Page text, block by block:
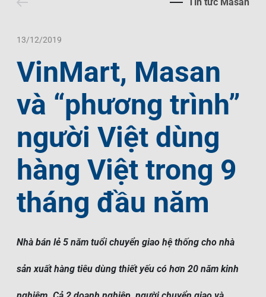
Tin Đầu Tư Tại Việt Nam
Thông Cáo Báo Chí
Ngôn Ngữ
VI
13/12/2019
VinMart, Masan
và “phương trình”
người Việt dùng
hàng Việt trong 9
tháng đầu năm
Nhà bán lẻ 5 năm tuổi chuyển giao hệ thống cho nhà
sản xuất hàng tiêu dùng thiết yếu có hơn 20 năm kinh